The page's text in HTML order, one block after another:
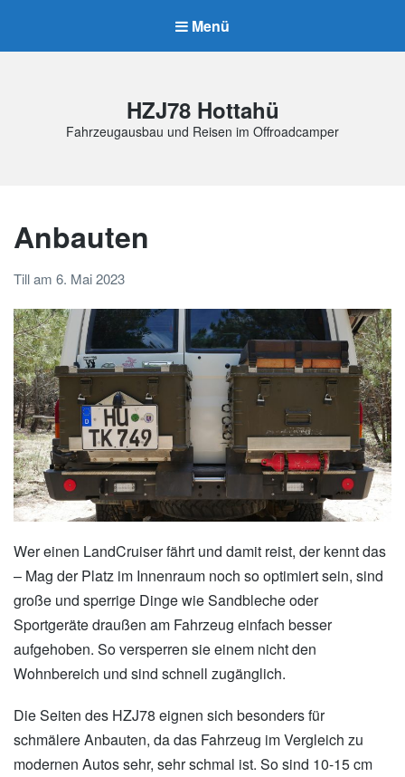
Menü
HZJ78 Hottahü
Fahrzeugausbau und Reisen im Offroadcamper
Anbauten
Tillam 6. Mai 2023
Wer einen LandCruiser fährt und damit reist, der kennt das
– Mag der Platz im Innenraum noch so optimiert sein, sind
große und sperrige Dinge wie Sandbleche oder
Sportgeräte draußen am Fahrzeug einfach besser
aufgehoben. So versperren sie einem nicht den
Wohnbereich und sind schnell zugänglich.
Die Seiten des HZJ78 eignen sich besonders für
schmälere Anbauten, da das Fahrzeug im Vergleich zu
modernen Autos sehr, sehr schmal ist. So sind 10-15 cm